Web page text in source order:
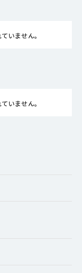
いません。
いません。